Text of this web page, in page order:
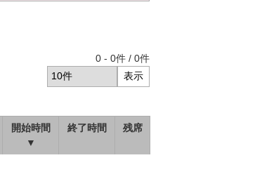
0 - 0件 / 0件
開始時間
▼
終了時間 残席